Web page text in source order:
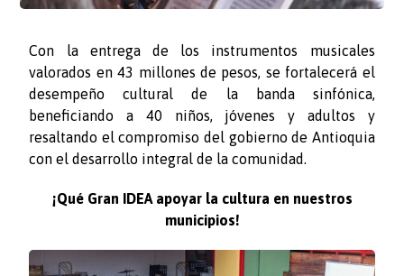
Con la entrega de los instrumentos musicales
valorados en 43 millones de pesos, se fortalecerá el
desempeño cultural de la banda sinfónica,
beneficiando a 40 niños, jóvenes y adultos y
resaltando el compromiso del gobierno de Antioquia
con el desarrollo integral de la comunidad.
¡Qué Gran IDEA apoyar la cultura en nuestros
municipios!